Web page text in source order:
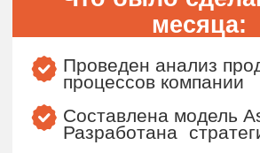
Проведено обучение для
менеджеров по продажам
Принят новый сотрудник ОП
Разработаны офферы для
клиентов
Система отчетности по продажам
Разработаны скрипты